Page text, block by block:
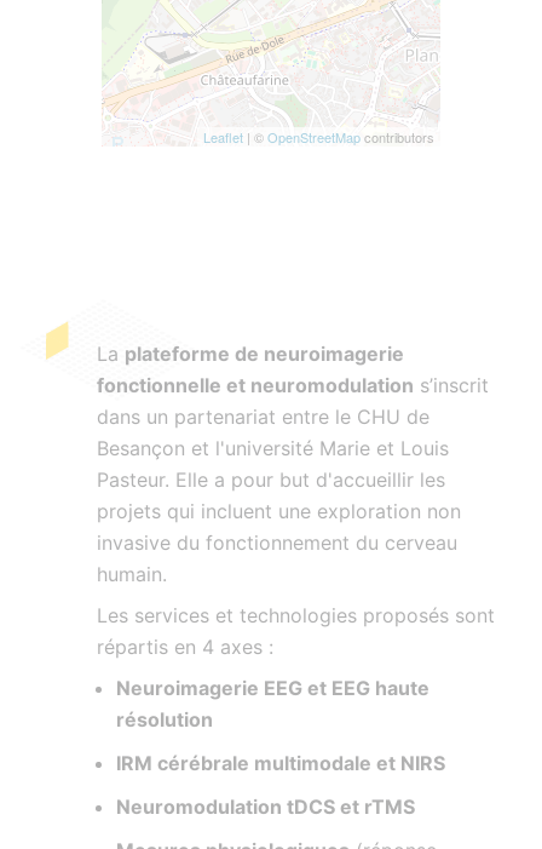
Leaflet | ©OpenStreetMapcontributors
La plateforme de neuroimagerie
fonctionnelle et neuromodulation s’inscrit
dans un partenariat entre le CHU de
Besançon et l'université Marie et Louis
Pasteur. Elle a pour but d'accueillir les
projets qui incluent une exploration non
invasive du fonctionnement du cerveau
humain.
Les services et technologies proposés sont
répartis en 4 axes :
Neuroimagerie EEG et EEG haute
résolution
IRM cérébrale multimodale et NIRS
Neuromodulation tDCS et rTMS